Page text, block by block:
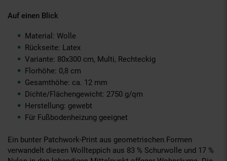
Auf einen Blick
Material: Wolle
Rückseite: Latex
Variante: 80x300 cm, Multi, Rechteckig
Florhöhe: 0,8 cm
Gesamthöhe: ca. 12 mm
Dichte/Flächengewicht: 2750 g/qm
Herstellung: gewebt
Für Fußbodenheizung geeignet
Ein bunter Patchwork-Print aus geometrischen Formen
verwandelt diesen Wollteppich aus 83 % Schurwolle und 17 %